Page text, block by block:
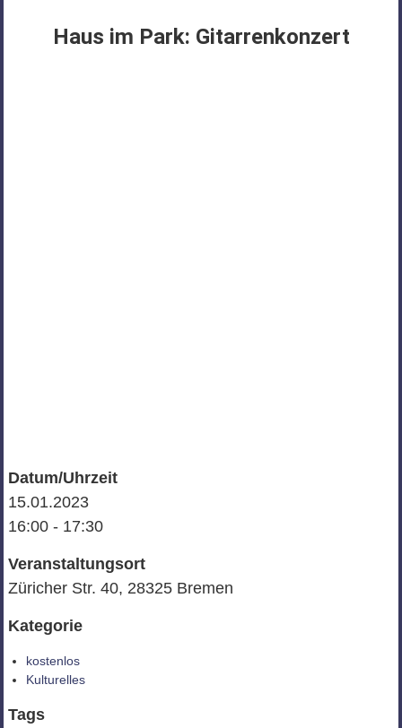
PSYCHOSOZIALE
Haus im Park: Gitarrenkonzert
Datum/Uhrzeit
15.01.2023
16:00 - 17:30
Veranstaltungsort
Züricher Str. 40, 28325 Bremen
Kategorie
kostenlos
Kulturelles
Tags